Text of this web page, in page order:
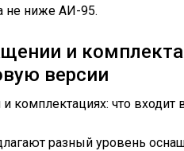
не ниже АИ-95.
и
версии
разный уровень